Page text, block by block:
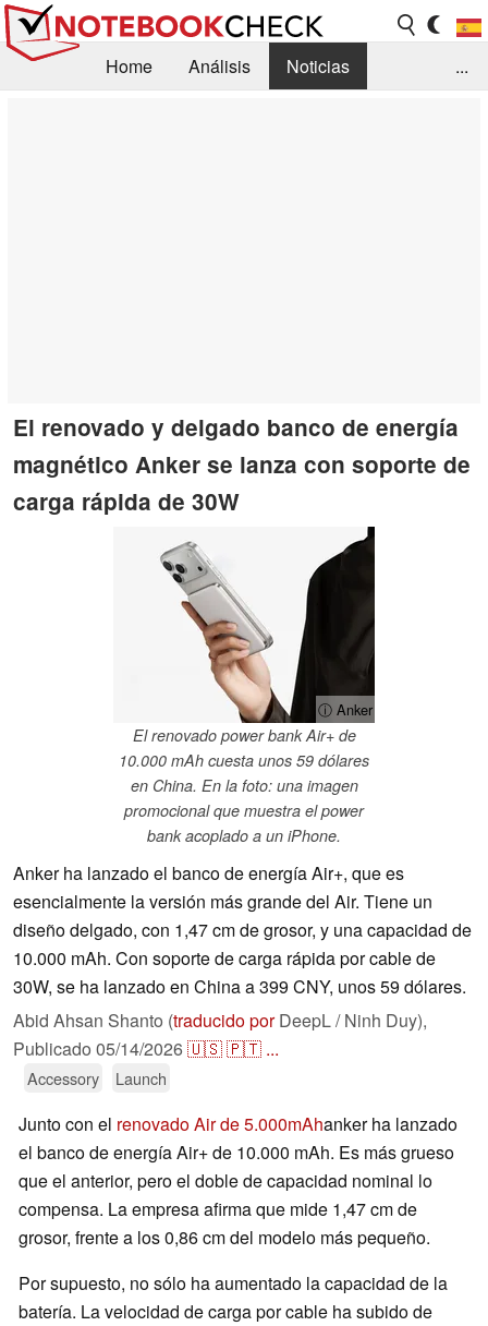
Home Análisis
Noticias
...
El renovado y delgado banco de energía
magnético Anker se lanza con soporte de
carga rápida de 30W
ⓘ Anker
El renovado power bank Air+ de
10.000 mAh cuesta unos 59 dólares
en China. En la foto: una imagen
promocional que muestra el power
bank acoplado a un iPhone.
Anker ha lanzado el banco de energía Air+, que es
esencialmente la versión más grande del Air. Tiene un
diseño delgado, con 1,47 cm de grosor, y una capacidad de
10.000 mAh. Con soporte de carga rápida por cable de
30W, se ha lanzado en China a 399 CNY, unos 59 dólares.
Abid Ahsan Shanto (traducido porDeepL / Ninh Duy),
Publicado 05/14/2026🇺🇸🇵🇹 ...
Accessory Launch
Junto con el renovado Air de 5.000mAhanker ha lanzado
el banco de energía Air+ de 10.000 mAh. Es más grueso
que el anterior, pero el doble de capacidad nominal lo
compensa. La empresa afirma que mide 1,47 cm de
grosor, frente a los 0,86 cm del modelo más pequeño.
Por supuesto, no sólo ha aumentado la capacidad de la
batería. La velocidad de carga por cable ha subido de